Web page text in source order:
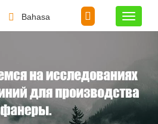
Bahasa